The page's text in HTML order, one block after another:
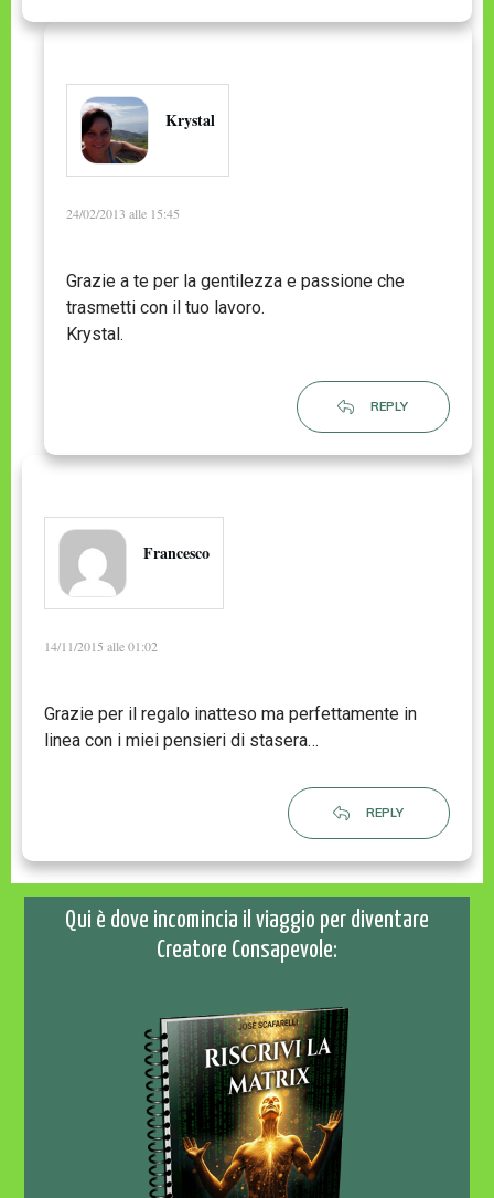
Krystal
24/02/2013 alle 15:45
Grazie a te per la gentilezza e passione che
trasmetti con il tuo lavoro.
Krystal.
REPLY
Francesco
14/11/2015 alle 01:02
Grazie per il regalo inatteso ma perfettamente in
linea con i miei pensieri di stasera…
REPLY
Qui è dove incomincia il viaggio per diventare
Creatore Consapevole: